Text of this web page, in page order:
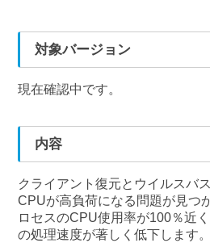
対象バージョン
現在確認中です。
内容
クライアント復元とウイルスバ
CPUが高負荷になる問題が見つ
ロセスのCPU使用率が100％近
の処理速度が著しく低下します。